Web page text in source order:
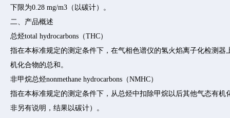
下限为0.28 mg/m3（以碳计）。
二、产品概述
总烃total hydrocarbons（THC）
指在本标准规定的测定条件下，在气相色谱仪的氢火焰离子化检测器
机化合物的总和。
非甲烷总烃nonmethane hydrocarbons（NMHC）
指在本标准规定的测定条件下，从总烃中扣除甲烷以后其他气态有机
非另有说明，结果以碳计）。